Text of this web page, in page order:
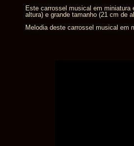
Este carrossel musical em
altura) e grande tamanho (21 cm de
Melodia deste carrossel musical em